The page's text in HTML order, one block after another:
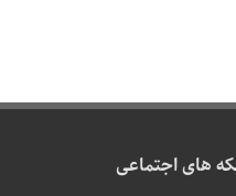
های اجتماعی